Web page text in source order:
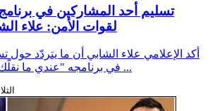
تسليم أحد المشاركين في
لقوات الأمن: علاء
أكد الإعلامي علاء الشابي أن ما يتردّد حول
في برنامجه "عندي ما نقلّك" لقوات الأمن بسبب ...
الثلاثاء، 10